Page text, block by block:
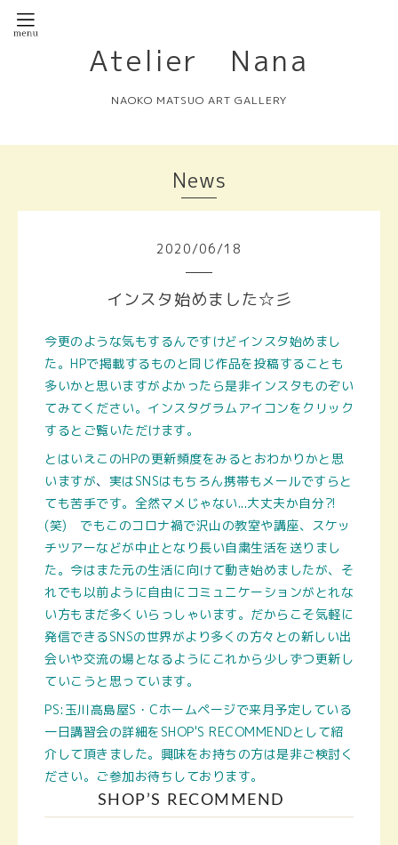
Atelier Nana
NAOKO MATSUO ART GALLERY
News
2020/06/18
インスタ始めました☆彡
今更のような気もするんですけどインスタ始めまし
た。HPで掲載するものと同じ作品を投稿することも
多いかと思いますがよかったら是非インスタものぞい
てみてください。インスタグラムアイコンをクリック
するとご覧いただけます。
とはいえこのHPの更新頻度をみるとおわかりかと思
いますが、 実はSNSはもちろん携帯もメールですらと
ても苦手です。全然マメじゃない...大丈夫か自分⁈
(笑) でもこのコロナ禍で沢山の教室や講座、スケッ
チツアーなどが中止となり長い自粛生活を送りまし
た。今はまた元の生活に向けて動き始めましたが、そ
れでも以前ように自由にコミュニケーションがとれな
い方もまだ多くいらっしゃいます。だからこそ気軽に
発信できるSNSの世界がより多くの方々との新しい出
会いや交流の場となるようにこれから少しずつ更新し
ていこうと思っています。
PS:玉川高島屋S・Cホームページで来月予定している
一日講習会の詳細をSHOP'S RECOMMENDとして紹
介して頂きました。興味をお持ちの方は是非ご検討く
ださい。ご参加お待ちしております。
SHOP’S RECOMMEND